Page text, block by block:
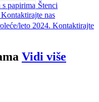
Štenci
Kontaktirajte nas
leto 2024. Kontaktirajte
Vidi više